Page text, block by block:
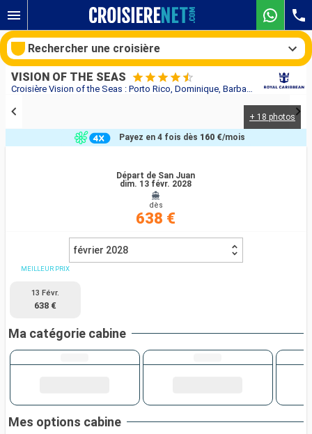
Croisière Vision of the Seas : Porto Rico, Dominique, Barbade, Saint Vincent-et-les-Grenadines, Antigua-et-Barbuda, États-Unis au départ de San Juan
VISION OF THE SEAS
+ 18 photos
Départ de San Juan
dim. 13 févr. 2028
dès
638 €
Payez en 4 fois dès 160 €/mois
février 2028
MEILLEUR PRIX
13 Févr.
638 €
Ma catégorie cabine
Mes options cabine
Rechercher une croisière
Compagnies
Rechercher